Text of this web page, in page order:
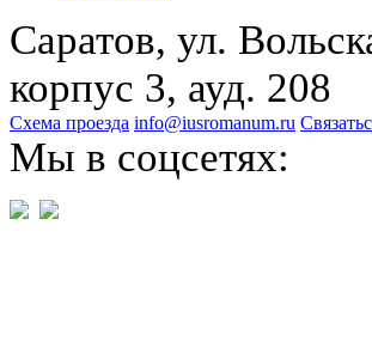
Саратов, ул.
корпус 3, ауд. 208
Схема проезда info@iusromanum.ru
Мы в соцсетях: